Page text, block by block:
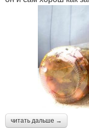
читать дальше →